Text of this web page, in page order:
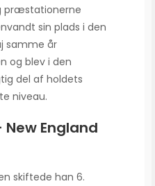
præstationerne
sin plads i den
samme år
og blev i den
del af holdets
niveau.
England
skiftede han 6.